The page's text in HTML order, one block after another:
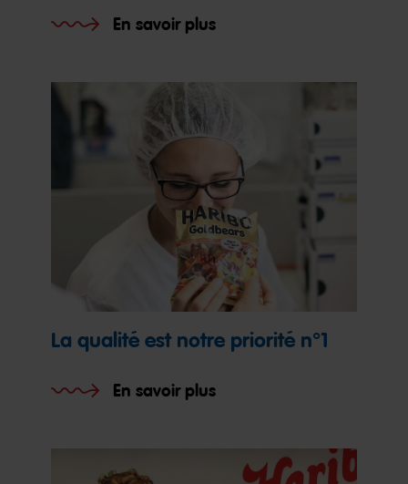
En savoir plus
La qualité est notre priorité n°1
En savoir plus